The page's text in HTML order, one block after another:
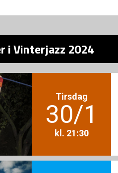
i Vinterjazz 2024
Tirsdag
30/1
kl. 21:30